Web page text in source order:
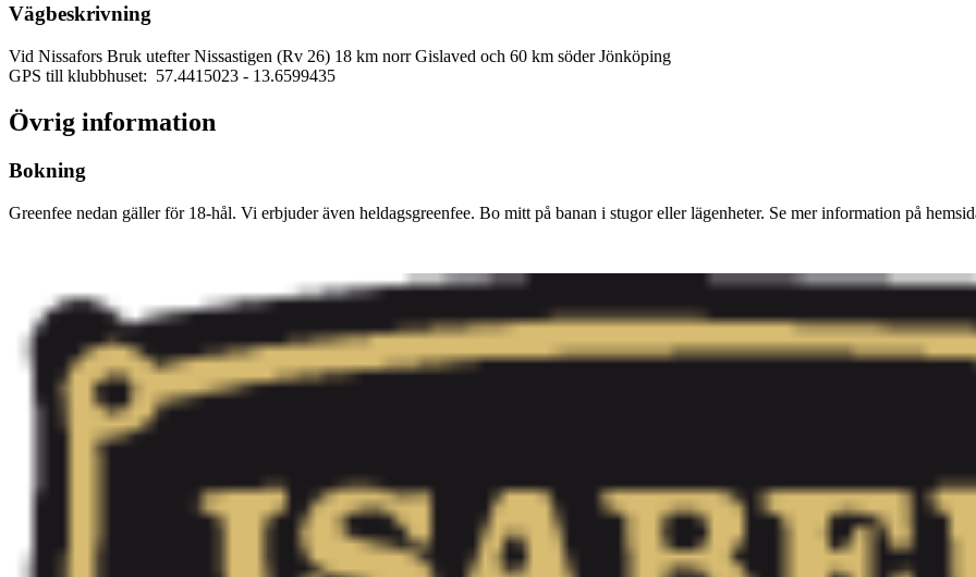
Vägbeskrivning
Vid Nissafors Bruk utefter Nissastigen (Rv 26) 18 km norr Gislaved och 60 km söder Jönköping
GPS till klubbhuset: 57.4415023 - 13.6599435
Övrig information
Bokning
Greenfee nedan gäller för 18-hål. Vi erbjuder även heldagsgreenfee. Bo mitt på banan i stugor eller lägenheter. Se mer information på